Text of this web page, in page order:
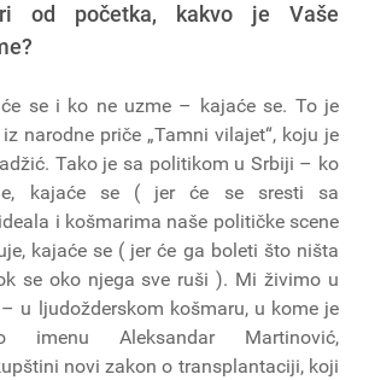
od početka, kakvo je Vaše
se i ko ne uzme – kajaće se. To je
narodne priče „Tamni vilajet“, koju je
Tako je sa politikom u Srbiji – ko
kajaće se ( jer će se sresti sa
i košmarima naše političke scene
kajaće se ( jer će ga boleti što ništa
se oko njega sve ruši ). Mi živimo u
u ljudožderskom košmaru, u kome je
imenu Aleksandar Martinović,
novi zakon o transplantaciji, koji